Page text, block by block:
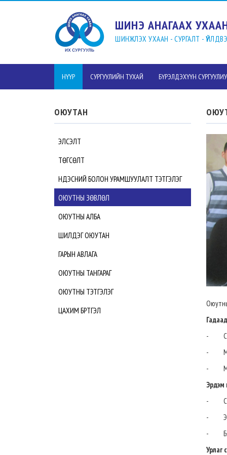
ШИНЭ АНАГААХ
ШИНЖЛЭХ УХААН - СУРГАЛТ -
НҮҮР СУРГУУЛИЙН ТУХАЙ БҮРЭЛДЭХҮҮН
ОЮУТАН
ЭЛСЭЛТ
ТӨГСӨЛТ
ҮНДЭСНИЙ БОЛОН УРАМШУУЛАЛТ ТЭТГЭЛЭГ
ОЮУТНЫ ЗӨВЛӨЛ
ОЮУТНЫ АЛБА
ШИЛДЭГ ОЮУТАН
ГАРЫН АВЛАГА
ОЮУТНЫ ТАНГАРАГ
ОЮУТНЫ ТЭТГЭЛЭГ
ЦАХИМ БҮРТГЭЛ
-
-
-
Эрдэм
-
-
-
Урлаг